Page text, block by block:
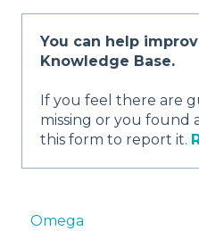
You can help
Knowledge Base.
If you feel there are
missing or you found
this form to report it.
Omega